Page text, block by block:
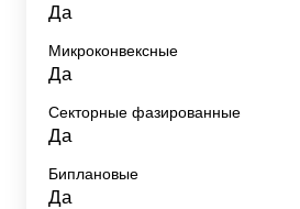
Да
Микроконвексные
Да
Секторные фазированные
Да
Биплановые
Да